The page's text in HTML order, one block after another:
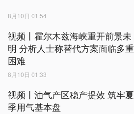
8月10日 01:54
视频丨霍尔木兹海峡重开前景未
明 分析人士称替代方案面临多重
困难
8月10日 01:33
视频丨油气产区稳产提效 筑牢夏
季用气基本盘